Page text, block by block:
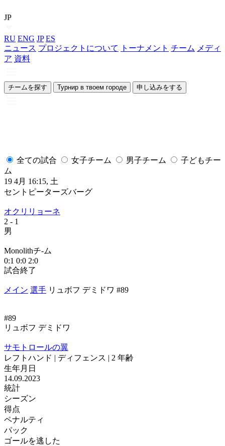
JP
RU ENG JP ES
ニュース プロジェクトについて トーナメント チーム メディ
ア 資料
チームを探す Турнир в твоем городе 申し込みをする
全ての試合 女子チーム 男子チーム
子どもチー
ム
19 4月 16:15, 土
セントピーターズバーグ
オクリリョーネ
2 - 1
男
Monolithチ-ム
0:1 0:0 2:0
試合終了
メイン 選手 リュボフ デミドワ #89
#89
リュボフ デミドワ
サモトロールの翼
レフトハンド | ディフェンス | 2 年齢
生年月日
14.09.2023
統計
シーズン
得点
ペナルティ
パック
ゴールを逃した